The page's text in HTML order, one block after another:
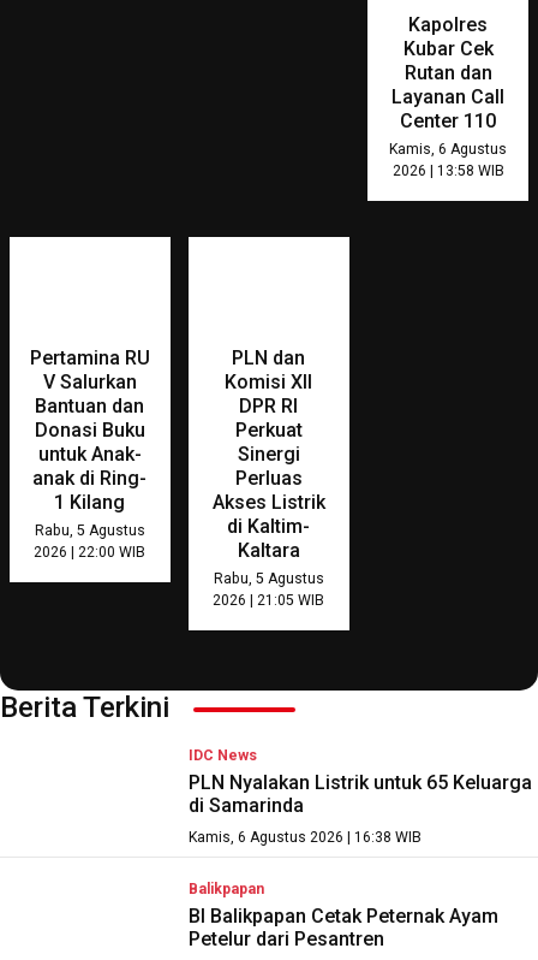
Kapolres
Kubar Cek
Rutan dan
Layanan Call
Center 110
Kamis, 6 Agustus
2026 | 13:58 WIB
Pertamina RU
V Salurkan
Bantuan dan
Donasi Buku
untuk Anak-
anak di Ring-
1 Kilang
Rabu, 5 Agustus
2026 | 22:00 WIB
PLN dan
Komisi XII
DPR RI
Perkuat
Sinergi
Perluas
Akses Listrik
di Kaltim-
Kaltara
Rabu, 5 Agustus
2026 | 21:05 WIB
Berita Terkini
IDC News
PLN Nyalakan Listrik untuk 65 Keluarga
di Samarinda
Kamis, 6 Agustus 2026 | 16:38 WIB
Balikpapan
BI Balikpapan Cetak Peternak Ayam
Petelur dari Pesantren